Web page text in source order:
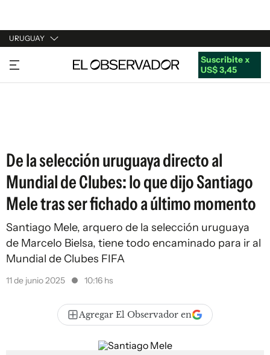
URUGUAY
URUGUAY
ARGENTINA
Suscribite x
US$ 3,45
De la selección uruguaya directo al
Mundial de Clubes: lo que dijo Santiago
Mele tras ser fichado a último momento
Santiago Mele, arquero de la selección uruguaya
de Marcelo Bielsa, tiene todo encaminado para ir al
Mundial de Clubes FIFA
11 de junio 2025 10:16 hs
Agregar El Observador en